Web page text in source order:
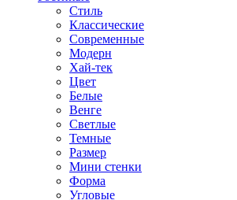
Стиль
Классические
Современные
Модерн
Хай-тек
Цвет
Белые
Венге
Светлые
Темные
Размер
Мини стенки
Форма
Угловые